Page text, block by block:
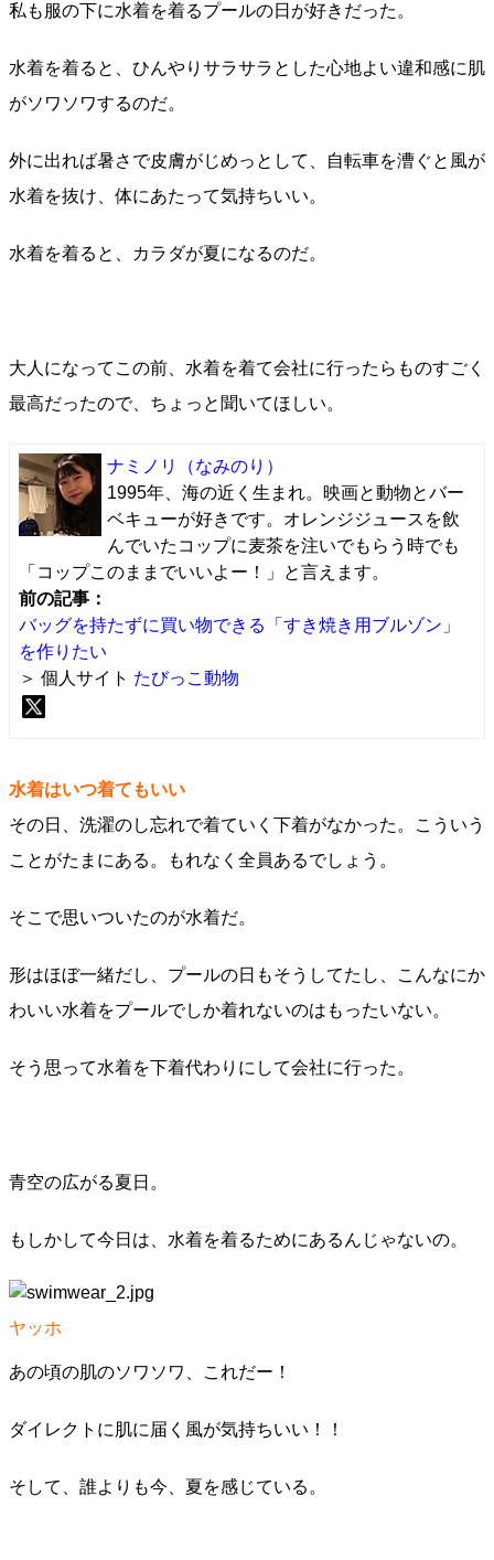
私も服の下に水着を着るプールの日が好きだった。
水着を着ると、ひんやりサラサラとした心地よい違和感に肌
がソワソワするのだ。
外に出れば暑さで皮膚がじめっとして、自転車を漕ぐと風が
水着を抜け、体にあたって気持ちいい。
水着を着ると、カラダが夏になるのだ。
大人になってこの前、水着を着て会社に行ったらものすごく
最高だったので、ちょっと聞いてほしい。
ナミノリ
（なみのり）
1995年、海の近く生まれ。映画と動物とバー
ベキューが好きです。オレンジジュースを飲
んでいたコップに麦茶を注いでもらう時でも
「コップこのままでいいよー！」と言えます。
前の記事：
バッグを持たずに買い物できる「すき焼き用ブルゾン」
を作りたい
＞ 個人サイト たびっこ動物
水着はいつ着てもいい
その日、洗濯のし忘れで着ていく下着がなかった。こういう
ことがたまにある。もれなく全員あるでしょう。
そこで思いついたのが水着だ。
形はほぼ一緒だし、プールの日もそうしてたし、こんなにか
わいい水着をプールでしか着れないのはもったいない。
そう思って水着を下着代わりにして会社に行った。
青空の広がる夏日。
もしかして今日は、水着を着るためにあるんじゃないの。
ヤッホ
あの頃の肌のソワソワ、これだー！
ダイレクトに肌に届く風が気持ちいい！！
そして、誰よりも今、夏を感じている。